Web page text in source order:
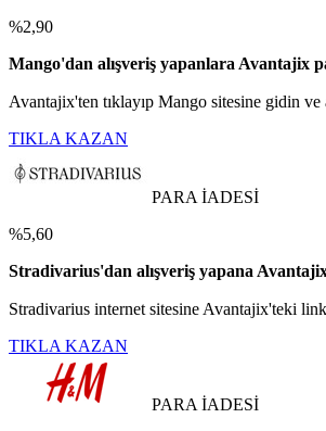
%2,90
Mango'dan alışveriş yapanlara Avantajix
Avantajix'ten tıklayıp Mango sitesine gidin ve
TIKLA KAZAN
PARA İADESİ
%5,60
Stradivarius'dan alışveriş yapana
Stradivarius internet sitesine Avantajix'teki
TIKLA KAZAN
PARA İADESİ